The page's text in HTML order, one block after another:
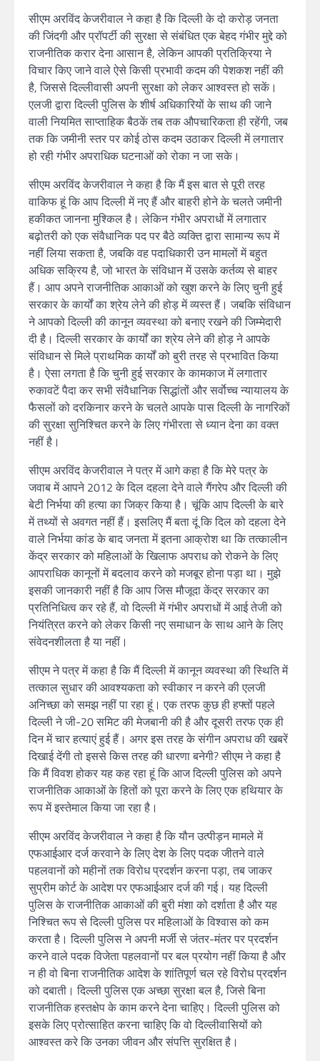
सीएम अरविंद केजरीवाल ने कहा है कि दिल्ली के दो करोड़ जनता
की जिंदगी और प्रॉपर्टी की सुरक्षा से संबंधित एक बेहद गंभीर मुद्दे को
राजनीतिक करार देना आसान है, लेकिन आपकी प्रतिक्रिया ने
विचार किए जाने वाले ऐसे किसी प्रभावी कदम की पेशकश नहीं की
है, जिससे दिल्लीवासी अपनी सुरक्षा को लेकर आश्वस्त हो सकें।
एलजी द्वारा दिल्ली पुलिस के शीर्ष अधिकारियों के साथ की जाने
वाली नियमित साप्ताहिक बैठकें तब तक औपचारिकता ही रहेंगी, जब
तक कि जमीनी स्तर पर कोई ठोस कदम उठाकर दिल्ली में लगातार
हो रही गंभीर अपराधिक घटनाओं को रोका न जा सके।
सीएम अरविंद केजरीवाल ने कहा है कि मैं इस बात से पूरी तरह
वाकिफ हूं कि आप दिल्ली में नए हैं और बाहरी होने के चलते जमीनी
हकीकत जानना मुश्किल है। लेकिन गंभीर अपराधों में लगातार
बढ़ोतरी को एक संवैधानिक पद पर बैठे व्यक्ति द्वारा सामान्य रूप में
नहीं लिया सकता है, जबकि वह पदाधिकारी उन मामलों में बहुत
अधिक सक्रिय है, जो भारत के संविधान में उसके कर्तव्य से बाहर
हैं। आप अपने राजनीतिक आकाओं को खुश करने के लिए चुनी हुई
सरकार के कार्यों का श्रेय लेने की होड़ में व्यस्त हैं। जबकि संविधान
ने आपको दिल्ली की कानून व्यवस्था को बनाए रखने की जिम्मेदारी
दी है। दिल्ली सरकार के कार्यों का श्रेय लेने की होड़ ने आपके
संविधान से मिले प्राथमिक कार्यों को बुरी तरह से प्रभावित किया
है। ऐसा लगता है कि चुनी हुई सरकार के कामकाज में लगातार
रुकावटें पैदा कर सभी संवैधानिक सिद्धांतों और सर्वाेच्च न्यायालय के
फैसलों को दरकिनार करने के चलते आपके पास दिल्ली के नागरिकों
की सुरक्षा सुनिश्चित करने के लिए गंभीरता से ध्यान देना का वक्त
नहीं है।
सीएम अरविंद केजरीवाल ने पत्र में आगे कहा है कि मेरे पत्र के
जवाब में आपने 2012 के दिल दहला देने वाले गैंगरेप और दिल्ली की
बेटी निर्भया की हत्या का जिक्र किया है। चूंकि आप दिल्ली के बारे
में तथ्यों से अवगत नहीं हैं। इसलिए मैं बता दूं कि दिल को दहला देने
वाले निर्भया कांड के बाद जनता में इतना आक्रोश था कि तत्कालीन
केंद्र सरकार को महिलाओं के खिलाफ अपराध को रोकने के लिए
आपराधिक कानूनों में बदलाव करने को मजबूर होना पड़ा था। मुझे
इसकी जानकारी नहीं है कि आप जिस मौजूदा केंद्र सरकार का
प्रतिनिधित्व कर रहे हैं, वो दिल्ली में गंभीर अपराधों में आई तेजी को
नियंत्रित करने को लेकर किसी नए समाधान के साथ आने के लिए
संवेदनशीलता है या नहीं।
सीएम ने पत्र में कहा है कि मैं दिल्ली में कानून व्यवस्था की स्थिति में
तत्काल सुधार की आवश्यकता को स्वीकार न करने की एलजी
अनिच्छा को समझ नहीं पा रहा हूं। एक तरफ कुछ ही हफ्तों पहले
दिल्ली ने जी-20 समिट की मेजबानी की है और दूसरी तरफ एक ही
दिन में चार हत्याएं हुई हैं। अगर इस तरह के संगीन अपराध की खबरें
दिखाई देंगी तो इससे किस तरह की धारणा बनेगी? सीएम ने कहा है
कि मैं विवश होकर यह कह रहा हूं कि आज दिल्ली पुलिस को अपने
राजनीतिक आकाओं के हितों को पूरा करने के लिए एक हथियार के
रूप में इस्तेमाल किया जा रहा है।
सीएम अरविंद केजरीवाल ने कहा है कि यौन उत्पीड़न मामले में
एफआईआर दर्ज करवाने के लिए देश के लिए पदक जीतने वाले
पहलवानों को महीनों तक विरोध प्रदर्शन करना पड़ा, तब जाकर
सुप्रीम कोर्ट के आदेश पर एफआईआर दर्ज की गई। यह दिल्ली
पुलिस के राजनीतिक आकाओं की बुरी मंशा को दर्शाता है और यह
निश्चित रूप से दिल्ली पुलिस पर महिलाओं के विश्वास को कम
करता है। दिल्ली पुलिस ने अपनी मर्जी से जंतर-मंतर पर प्रदर्शन
करने वाले पदक विजेता पहलवानों पर बल प्रयोग नहीं किया है और
न ही वो बिना राजनीतिक आदेश के शांतिपूर्ण चल रहे विरोध प्रदर्शन
को दबाती। दिल्ली पुलिस एक अच्छा सुरक्षा बल है, जिसे बिना
राजनीतिक हस्तक्षेप के काम करने देना चाहिए। दिल्ली पुलिस को
इसके लिए प्रोत्साहित करना चाहिए कि वो दिल्लीवासियों को
आश्वस्त करे कि उनका जीवन और संपत्ति सुरक्षित है।